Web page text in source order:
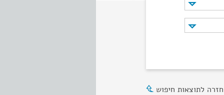
חזרה לתוצאות חיפוש